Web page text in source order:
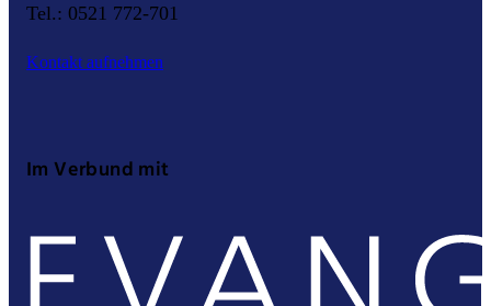
Tel.: 0521 772-701
Kontakt aufnehmen
Im Verbund mit